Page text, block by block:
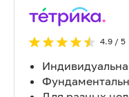
4.9/ 5